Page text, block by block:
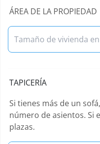
ÁREA DE LA PROPIEDAD
TAPICERÍA
Si tienes más de un
número de asientos. Si
plazas.